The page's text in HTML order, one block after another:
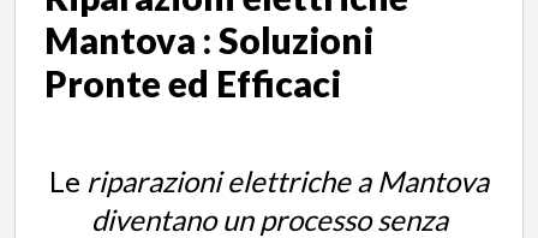
Mantova : Soluzioni
Pronte ed Efficaci
Le riparazioni elettriche a Mantova
diventano un processo senza